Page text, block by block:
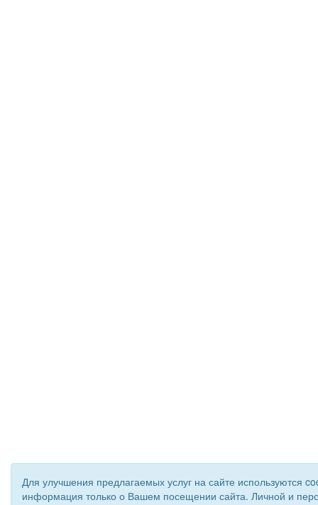
Для улучшения предлагаемых услуг на сайте используются
информация только о Вашем посещении сайта. Личной и